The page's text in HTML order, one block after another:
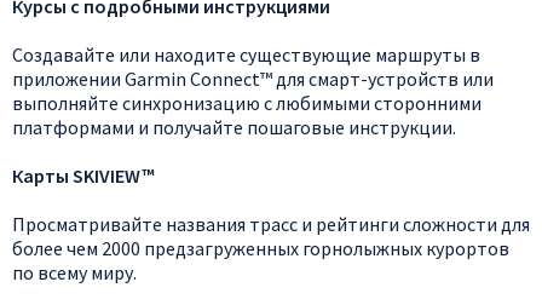
Курсы с подробными инструкциями
Создавайте или находите существующие маршруты в
приложении Garmin Connect™ для смарт-устройств или
выполняйте синхронизацию с любимыми сторонними
платформами и получайте пошаговые инструкции.
Карты SKIVIEW™
Просматривайте названия трасс и рейтинги сложности для
более чем 2000 предзагруженных горнолыжных курортов
по всему миру.